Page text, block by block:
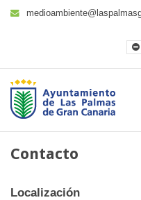
Contacto
Localización